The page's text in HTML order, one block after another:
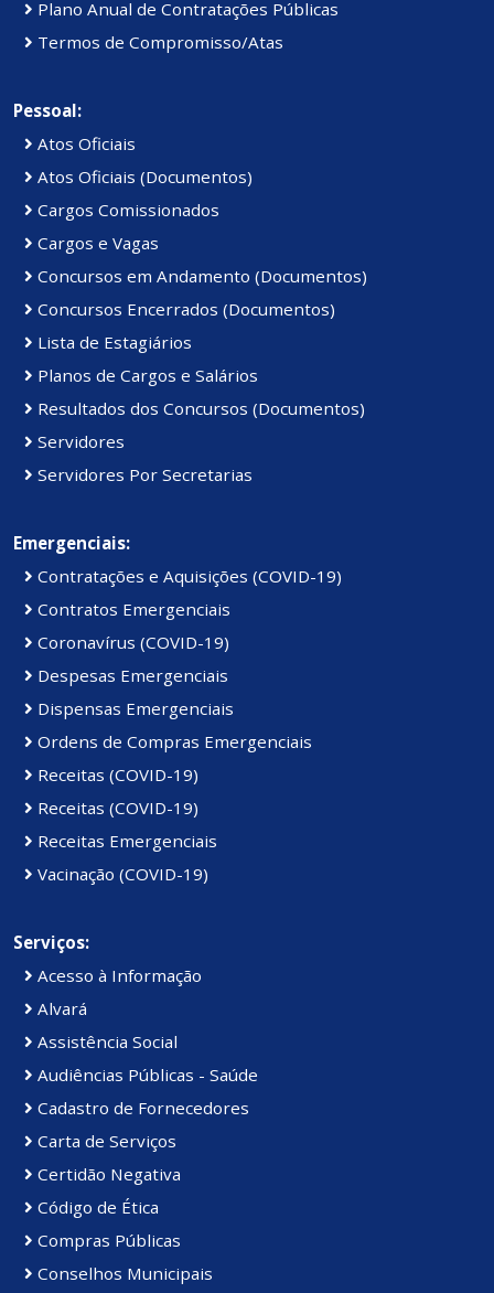
Plano Anual de Contratações Públicas
Termos de Compromisso/Atas
Pessoal:
Atos Oficiais
Atos Oficiais (Documentos)
Cargos Comissionados
Cargos e Vagas
Concursos em Andamento (Documentos)
Concursos Encerrados (Documentos)
Lista de Estagiários
Planos de Cargos e Salários
Resultados dos Concursos (Documentos)
Servidores
Servidores Por Secretarias
Emergenciais:
Contratações e Aquisições (COVID-19)
Contratos Emergenciais
Coronavírus (COVID-19)
Despesas Emergenciais
Dispensas Emergenciais
Ordens de Compras Emergenciais
Receitas (COVID-19)
Receitas (COVID-19)
Receitas Emergenciais
Vacinação (COVID-19)
Serviços:
Acesso à Informação
Alvará
Assistência Social
Audiências Públicas - Saúde
Cadastro de Fornecedores
Carta de Serviços
Certidão Negativa
Código de Ética
Compras Públicas
Conselhos Municipais